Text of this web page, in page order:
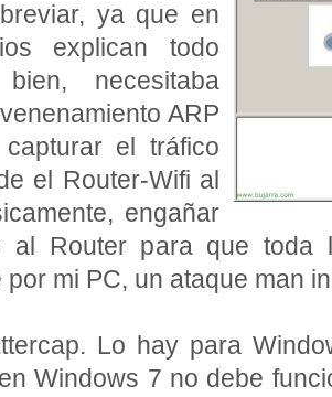
ya que en
explican todo
necesitaba
ARP
el tráfico
el Router-Wifi al
engañar
al Router para que toda
por mi PC, un ataque man
Lo hay para
Windows 7 no debe